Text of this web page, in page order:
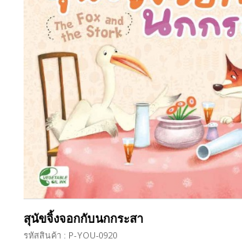
สุนัขจิ้งจอกกับนกกระสา
รหัสสินค้า : P-YOU-0920